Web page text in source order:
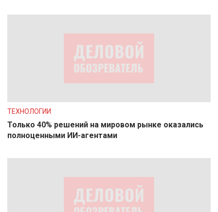
ТЕХНОЛОГИИ
Только 40% решений на мировом рынке оказались
полноценными ИИ-агентами